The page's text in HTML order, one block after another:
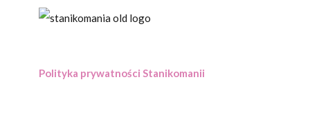
Polityka prywatności Stanikomanii